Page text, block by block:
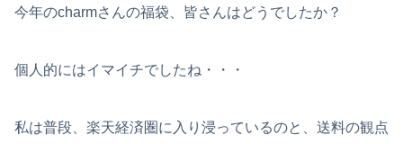
今年のcharmさんの福袋、皆さんはどうでしたか？
個人的にはイマイチでしたね・・・
私は普段、楽天経済圏に入り浸っているのと、送料の観点